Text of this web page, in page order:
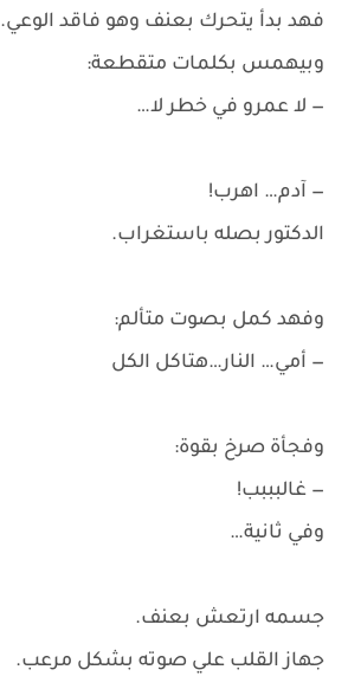
فهد بدأ يتحرك بعنف وهو فاقد الوعي.
وبيهمس بكلمات متقطعة:
— لا عمرو في خطر لا…
— آدم… اهرب!
الدكتور بصله باستغراب.
وفهد كمل بصوت متألم:
— أمي… النار…هتاكل الكل
وفجأة صرخ بقوة:
— غالبببب!
وفي ثانية…
جسمه ارتعش بعنف.
جهاز القلب علي صوته بشكل مرعب.